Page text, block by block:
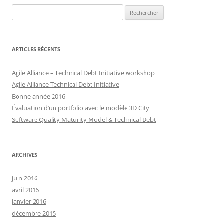
ARTICLES RÉCENTS
Agile Alliance – Technical Debt Initiative workshop
Agile Alliance Technical Debt Initiative
Bonne année 2016
Évaluation d’un portfolio avec le modèle 3D City
Software Quality Maturity Model & Technical Debt
ARCHIVES
juin 2016
avril 2016
janvier 2016
décembre 2015